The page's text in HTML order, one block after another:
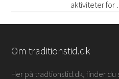
aktiviteter
Om traditionstid.dk
Her på tradtionstid.dk, finder du